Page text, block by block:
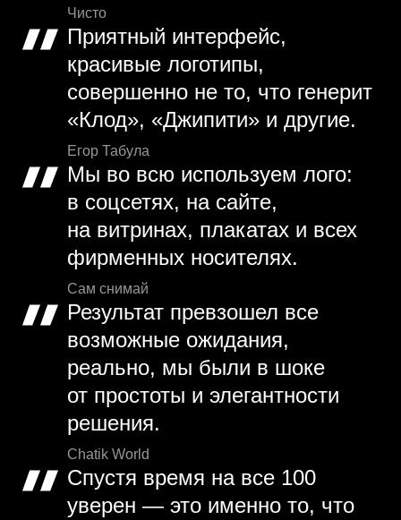
Чисто
Приятный интерфейс,
красивые логотипы,
совершенно не то, что генерит
«Клод», «Джипити» и другие.
Егор Табула
Мы во всю используем лого:
в соцсетях, на сайте,
на витринах, плакатах и всех
фирменных носителях.
Сам снимай
Результат превзошел все
возможные ожидания,
реально, мы были в шоке
от простоты и элегантности
решения.
Chatik World
Спустя время на все 100
уверен — это именно то, что